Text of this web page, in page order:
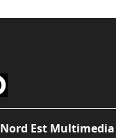
Nord Est Multimedia